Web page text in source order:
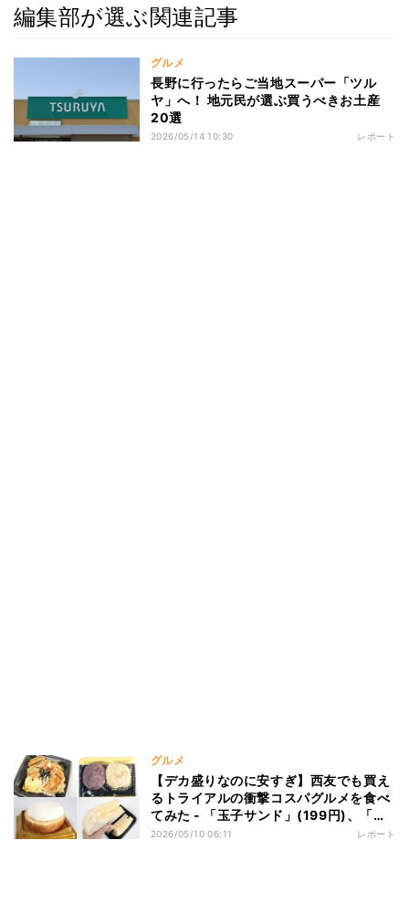
編集部が選ぶ関連記事
グルメ
長野に行ったらご当地スーパー「ツル
ヤ」へ！ 地元民が選ぶ買うべきお土産
20選
2026/05/14 10:30 レポート
グルメ
【デカ盛りなのに安すぎ】西友でも買え
るトライアルの衝撃コスパグルメを食べ
てみた - 「玉子サンド」(199円)、「ロ
ースかつ重」(299円)など
2026/05/10 06:11 レポート